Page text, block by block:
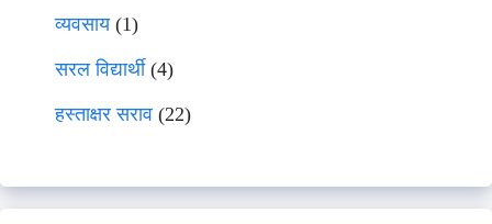
व्यवसाय(1)
सरल विद्यार्थी(4)
हस्ताक्षर सराव (22)